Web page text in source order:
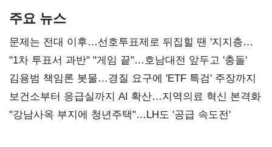
주요 뉴스
문제는 전대 이후…선호투표제로 뒤집힐 땐 '지지층
불복'
"1차 투표서 과반" "게임 끝"…호남대전 앞두고 '충돌'
김용범 책임론 봇물…경질 요구에 'ETF 특검' 주장까지
보건소부터 응급실까지 AI 확산…지역의료 혁신 본격화
"강남사옥 부지에 청년주택"…LH도 '공급 속도전'